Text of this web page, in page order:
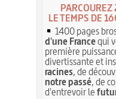
LE TEMPS DE
1400 pages
d'une Francequi
première
divertissante et
racines, de
notre passé, de
d'entrevoir le